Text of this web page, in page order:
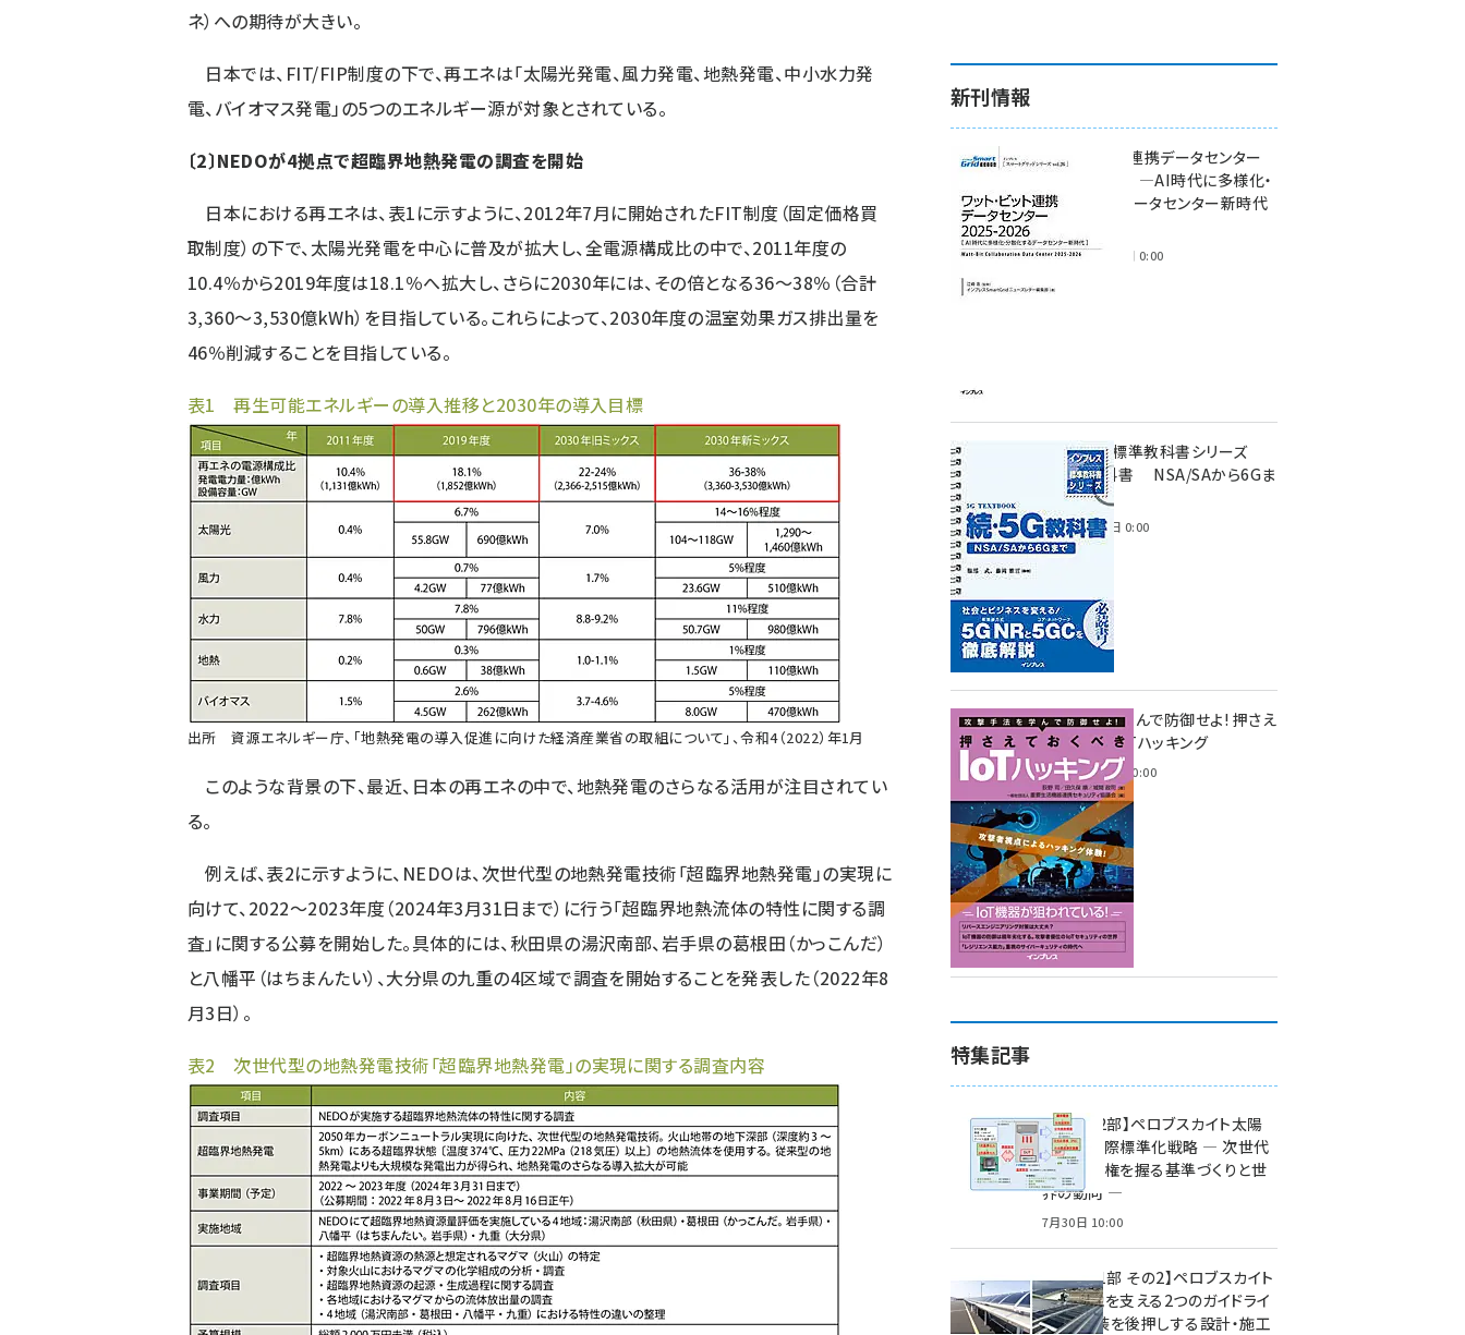
ネ）への期待が大きい。
日本では、FIT/FIP制度の下で、再エネは「太陽光発電、風力発電、地熱発電、中小水力発
電、バイオマス発電」の5つのエネルギー源が対象とされている。
〔2〕NEDOが4拠点で超臨界地熱発電の調査を開始
日本における再エネは、表1に示すように、2012年7月に開始されたFIT制度（固定価格買
取制度）の下で、太陽光発電を中心に普及が拡大し、全電源構成比の中で、2011年度の
10.4％から2019年度は18.1％へ拡大し、さらに2030年には、その倍となる36～38％（合計
3,360～3,530億kWh）を目指している。これらによって、2030年度の温室効果ガス排出量を
46％削減することを目指している。
表1 再生可能エネルギーの導入推移と2030年の導入目標
出所 資源エネルギー庁、「地熱発電の導入促進に向けた経済産業省の取組について 」、令和4（2022）年1月
このような背景の下、最近、日本の再エネの中で、地熱発電のさらなる活用が注目されてい
る。
例えば、表2に示すように、NEDOは、次世代型の地熱発電技術「超臨界地熱発電」の実現に
向けて、2022～2023年度（2024年3月31日まで）に行う「超臨界地熱流体の特性に関する調
査」に関する公募を開始した。具体的には、秋田県の湯沢南部、岩手県の葛根田（かっこんだ）
と八幡平（はちまんたい）、大分県の九重の4区域で調査を開始することを発表した（2022年8
月3日）。
表2 次世代型の地熱発電技術「超臨界地熱発電」の実現に関する調査内容
新刊情報
ワット・ビット連携データセンター
2025-2026 ―AI時代に多様化・
分散化するデータセンター新時代
2025年11月28日 0:00
インプレス標準教科書シリーズ
続・5G教科書 NSA/SAから6Gま
2023年4月3日 0:00
攻撃手法を学んで防御せよ! 押さえ
ておくべきIoTハッキング
2022年6月14日 0:00
特集記事
特集【第2部】ペロブスカイト太陽
電池の国際標準化戦略 ― 次世代
市場の覇権を握る基準づくりと世
界の動向 ―
7月30日 10:00
特集【第1部 その2】ペロブスカイト
太陽電池を支える2つのガイドライ
ン ― 実装を後押しする設計・施工